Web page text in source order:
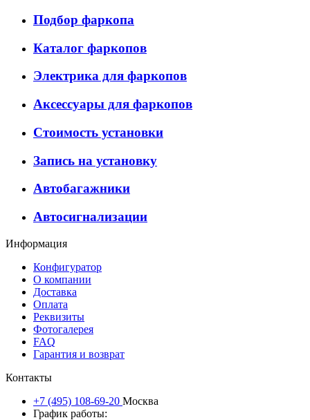
Подбор фаркопа
Каталог фаркопов
Электрика для фаркопов
Аксессуары для фаркопов
Стоимость установки
Запись на установку
Автобагажники
Автосигнализации
Информация
Конфигуратор
О компании
Доставка
Оплата
Реквизиты
Фотогалерея
FAQ
Гарантия и возврат
Контакты
+7 (495) 108-69-20 Москва
График работы: